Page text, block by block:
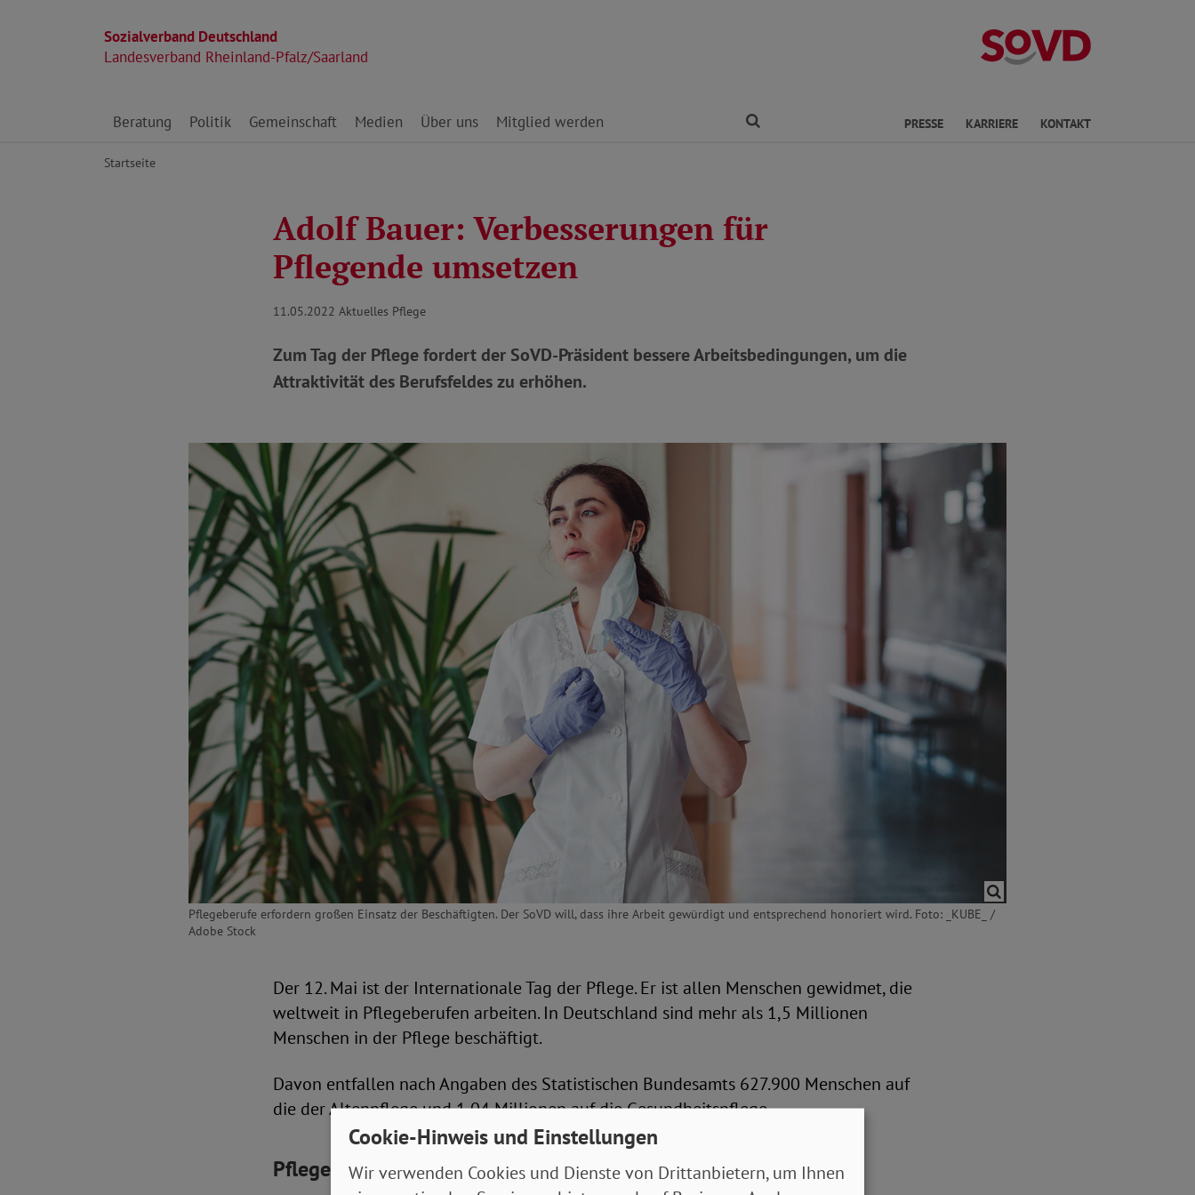
Sozialverband Deutschland
Landesverband Rheinland-Pfalz/Saarland
Landesverband
Direkt zu den Inhalten springen
Beratung Politik Gemeinschaft Medien Über uns Mitglied werden PRESSE KARRIERE KONTAKT
Startseite
Adolf Bauer: Verbesserungen für
Pflegende umsetzen
11.05.2022 Aktuelles Pflege
Zum Tag der Pflege fordert der SoVD-Präsident bessere Arbeitsbedingungen, um die
Attraktivität des Berufsfeldes zu erhöhen.
Pflegeberufe erfordern großen Einsatz der Beschäftigten. Der SoVD will, dass ihre Arbeit gewürdigt und entsprechend honoriert wird. Foto: _KUBE_ /
Adobe Stock
Der 12. Mai ist der Internationale Tag der Pflege. Er ist allen Menschen gewidmet, die
weltweit in Pflegeberufen arbeiten. In Deutschland sind mehr als 1,5 Millionen
Menschen in der Pflege beschäftigt.
Davon entfallen nach Angaben des Statistischen Bundesamts 627.900 Menschen auf
die der Altenpflege und 1,04 Millionen auf die Gesundheitspflege.
Pflegeberuf attraktiver machen
Cookie-Hinweis und Einstellungen
Wir verwenden Cookies und Dienste von Drittanbietern, um Ihnen